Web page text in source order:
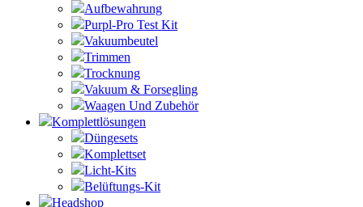
Aufbewahrung
Purpl-Pro Test Kit
Vakuumbeutel
Trimmen
Trocknung
Vakuum & Forsegling
Waagen Und Zubehör
Komplettlösungen
Düngesets
Komplettset
Licht-Kits
Belüftungs-Kit
Headshop